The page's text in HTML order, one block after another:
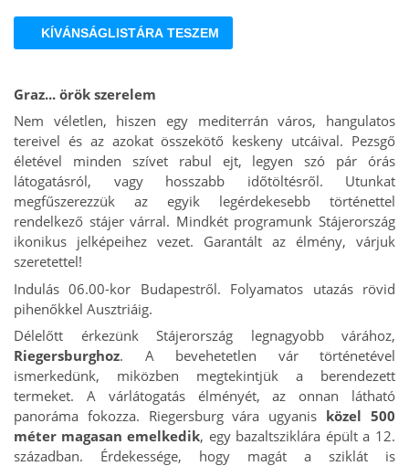
KÍVÁNSÁGLISTÁRA TESZEM
Graz... örök szerelem
Nem véletlen, hiszen egy mediterrán város, hangulatos
tereivel és az azokat összekötő keskeny utcáival. Pezsgő
életével minden szívet rabul ejt, legyen szó pár órás
látogatásról, vagy hosszabb időtöltésről. Utunkat
megfűszerezzük az egyik legérdekesebb történettel
rendelkező stájer várral. Mindkét programunk Stájerország
ikonikus jelképeihez vezet. Garantált az élmény, várjuk
szeretettel!
Indulás 06.00-kor Budapestről. Folyamatos utazás rövid
pihenőkkel Ausztriáig.
Délelőtt érkezünk Stájerország legnagyobb várához,
Riegersburghoz. A bevehetetlen vár történetével
ismerkedünk, miközben megtekintjük a berendezett
termeket. A várlátogatás élményét, az onnan látható
panoráma fokozza. Riegersburg vára ugyanis közel 500
méter magasan emelkedik, egy bazaltsziklára épült a 12.
században. Érdekessége, hogy magát a sziklát is